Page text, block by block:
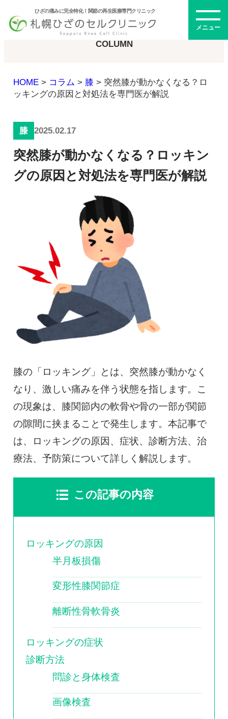
ひざの痛みに完全特化！関節の再生医療専門クリニック
メニュー
初めての方へ
メニュー・料金
ひざの再生医療とは
幹細胞治療
PRP治療
幹細胞培養上清液
慢性疼痛
再生医療とは
ドクター紹介
症例
よくある質問
クリニック紹介
お知らせ 採用情報 コラム
予約フォーム
治療電話相談はこちら
0120-117-560
※上記電話番号をタップで電話が繋がります
電話受付時間：月〜金／9:00〜16:30（土日祝休）
コラム
COLUMN
HOME> コラム > 膝 > 突然膝が動かなくなる？ロ
ッキングの原因と対処法を専門医が解説
膝 2025.02.17
突然膝が動かなくなる？ロッキン
グの原因と対処法を専門医が解説
膝の「ロッキング」とは、突然膝が動かなく
なり、激しい痛みを伴う状態を指します。こ
の現象は、膝関節内の軟骨や骨の一部が関節
の隙間に挟まることで発生します。本記事で
は、ロッキングの原因、症状、診断方法、治
療法、予防策について詳しく解説します。
この記事の内容
ロッキングの原因
半月板損傷
変形性膝関節症
離断性骨軟骨炎
ロッキングの症状
診断方法
問診と身体検査
画像検査